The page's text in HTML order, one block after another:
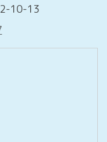
10-13